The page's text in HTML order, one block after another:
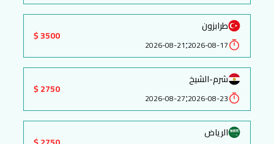
طرابزون
2026-08-17
:
2026-08-21
3500 $
شرم-الشيخ
2026-08-23
:
2026-08-27
2750 $
الرياض